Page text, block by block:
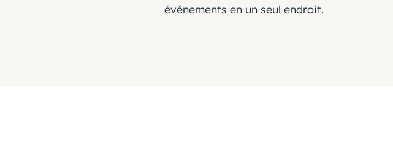
événements en un seul endroit.